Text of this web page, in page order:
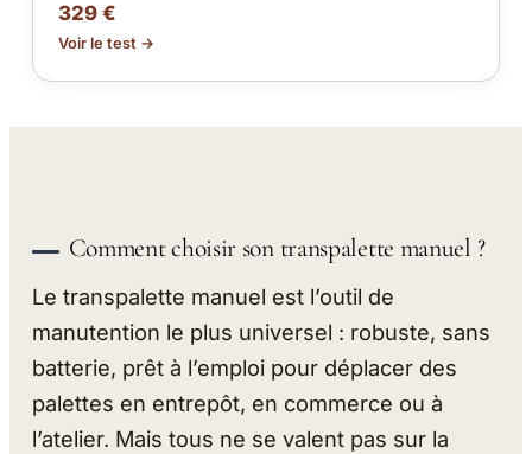
329 €
Voir le test →
Comment choisir son transpalette manuel ?
Le transpalette manuel est l’outil de
manutention le plus universel : robuste, sans
batterie, prêt à l’emploi pour déplacer des
palettes en entrepôt, en commerce ou à
l’atelier. Mais tous ne se valent pas sur la